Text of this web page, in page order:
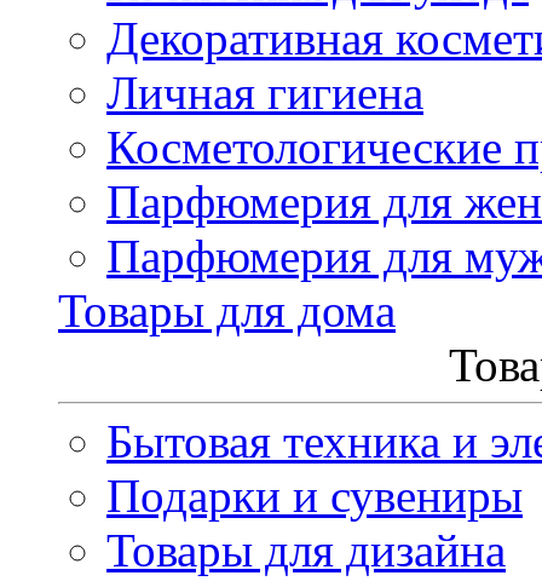
Декоративная
Личная гигиена
Косметологические
Парфюмерия для
Парфюмерия для
Товары для дома
Бытовая техника и
Подарки и сувениры
Товары для дизайна